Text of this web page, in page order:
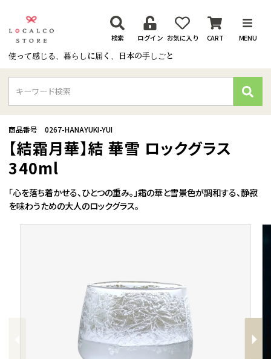
使って感じる、暮らしに届く、日本の手しごと
検索 ログイン お気に入り CART MENU
検
索
Previous
「心を落ち着かせる、ひとつの重み。」霜の華と雪景色が調和する、静寂
を味わうための大人のロックグラス。
【結霜月華】結 華雪 ロックグラス
340ml
商品番号 0267-HANAYUKI-YUI